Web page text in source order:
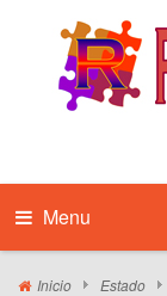
Menu
Inicio Estado